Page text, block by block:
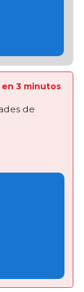
en 3 minutos
de